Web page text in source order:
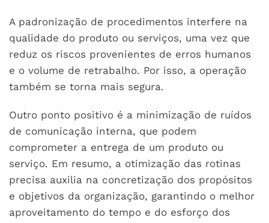
A padronização de procedimentos interfere na
qualidade do produto ou serviços, uma vez que
reduz os riscos provenientes de erros humanos
e o volume de retrabalho. Por isso, a operação
também se torna mais segura.
Outro ponto positivo é a minimização de ruídos
de comunicação interna, que podem
comprometer a entrega de um produto ou
serviço. Em resumo, a otimização das rotinas
precisa auxilia na concretização dos propósitos
e objetivos da organização, garantindo o melhor
aproveitamento do tempo e do esforço dos